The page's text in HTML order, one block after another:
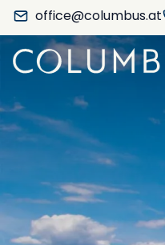
office@columbus.at